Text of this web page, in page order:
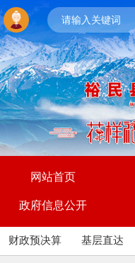
网站首页
政府信息公开
财政预决算 基层直达